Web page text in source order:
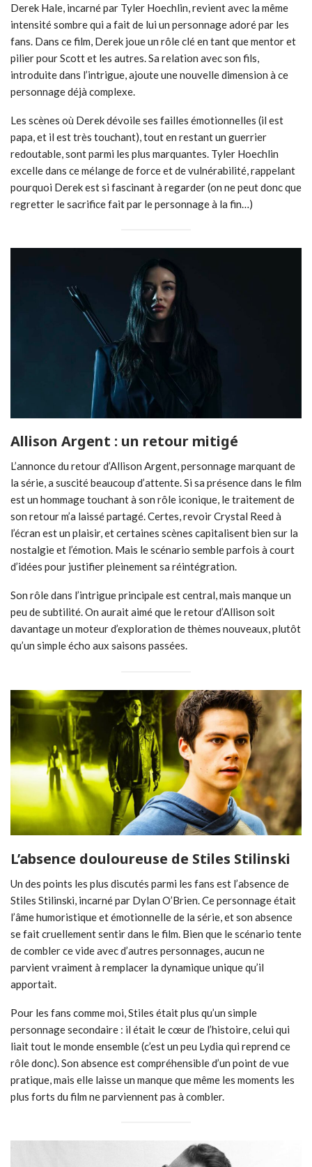
Derek Hale, incarné par Tyler Hoechlin, revient avec la même
intensité sombre qui a fait de lui un personnage adoré par les
fans. Dans ce film, Derek joue un rôle clé en tant que mentor et
pilier pour Scott et les autres. Sa relation avec son fils,
introduite dans l’intrigue, ajoute une nouvelle dimension à ce
personnage déjà complexe.
Les scènes où Derek dévoile ses failles émotionnelles (il est
papa, et il est très touchant), tout en restant un guerrier
redoutable, sont parmi les plus marquantes. Tyler Hoechlin
excelle dans ce mélange de force et de vulnérabilité, rappelant
pourquoi Derek est si fascinant à regarder (on ne peut donc que
regretter le sacrifice fait par le personnage à la fin…)
Allison Argent : un retour mitigé
L’annonce du retour d’Allison Argent, personnage marquant de
la série, a suscité beaucoup d’attente. Si sa présence dans le film
est un hommage touchant à son rôle iconique, le traitement de
son retour m’a laissé partagé. Certes, revoir Crystal Reed à
l’écran est un plaisir, et certaines scènes capitalisent bien sur la
nostalgie et l’émotion. Mais le scénario semble parfois à court
d’idées pour justifier pleinement sa réintégration.
Son rôle dans l’intrigue principale est central, mais manque un
peu de subtilité. On aurait aimé que le retour d’Allison soit
davantage un moteur d’exploration de thèmes nouveaux, plutôt
qu’un simple écho aux saisons passées.
L’absence douloureuse de Stiles Stilinski
Un des points les plus discutés parmi les fans est l’absence de
Stiles Stilinski, incarné par Dylan O’Brien. Ce personnage était
l’âme humoristique et émotionnelle de la série, et son absence
se fait cruellement sentir dans le film. Bien que le scénario tente
de combler ce vide avec d’autres personnages, aucun ne
parvient vraiment à remplacer la dynamique unique qu’il
apportait.
Pour les fans comme moi, Stiles était plus qu’un simple
personnage secondaire : il était le cœur de l’histoire, celui qui
liait tout le monde ensemble (c’est un peu Lydia qui reprend ce
rôle donc). Son absence est compréhensible d’un point de vue
pratique, mais elle laisse un manque que même les moments les
plus forts du film ne parviennent pas à combler.